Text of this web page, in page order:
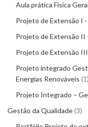
Aula prática Física Geral
Projeto de Extensão I
Projeto de Extensão II
Projeto de Extensão
Projeto integrado
Energias Renováveis 1
Projeto Integrado –
Gestão da Qualidade 3